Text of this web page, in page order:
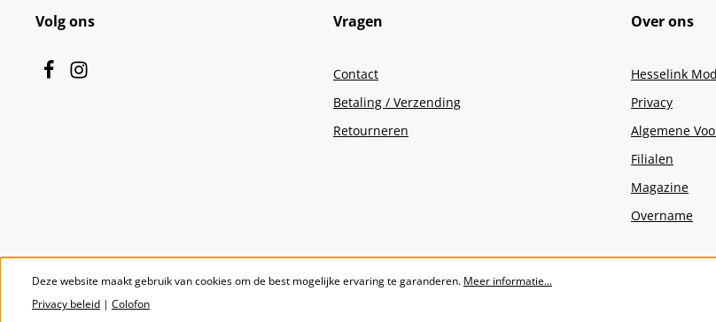
Volg ons Vragen
Contact
Betaling / Verzending
Retourneren
Over ons
Hesselink
Privacy
Algemene
Filialen
Magazine
Overname
Deze website maakt gebruik van cookies om de best mogelijke ervaring te garanderen. Meer informatie...
Privacy beleid | Colofon